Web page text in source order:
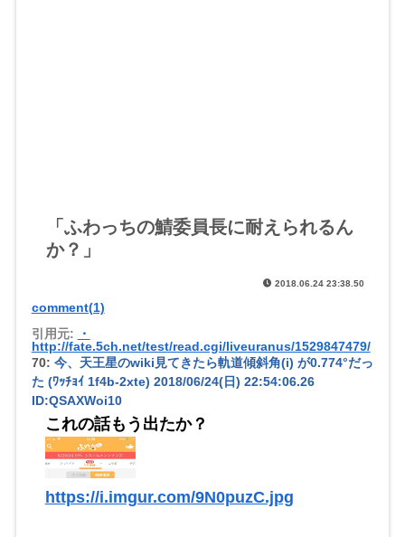
「ふわっちの鯖委員長に耐えられるん
か？」
2018.06.24 23:38.50
comment(1)
引用元:
・
http://fate.5ch.net/test/read.cgi/liveuranus/1529847479/
70: 今、天王星のwiki見てきたら軌道傾斜角(i) が0.774°だっ
た (ﾜｯﾁｮｲ 1f4b-2xte) 2018/06/24(日) 22:54:06.26
ID:QSAXWoi10
これの話もう出たか？
https://i.imgur.com/9N0puzC.jpg